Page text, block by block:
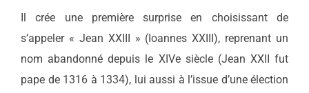
Il crée une première surprise en choisissant de
s’appeler « Jean XXIII » (Ioannes XXIII), reprenant un
nom abandonné depuis le XIVe siècle (Jean XXII fut
pape de 1316 à 1334), lui aussi à l’issue d’une élection